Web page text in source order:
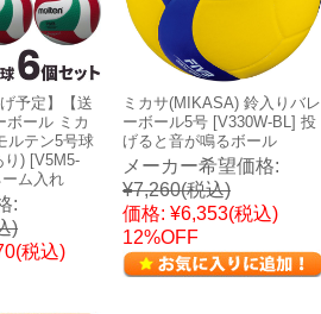
予定】【送
ボール ミカ
ルテン5号球
り) [V5M5-
ム入れ
:
)
(税込)
ミカサ(MIKASA) 鈴入りバレ
ーボール5号 [V330W-BL] 投
げると音が鳴るボール
メーカー希望価格:
¥7,260(税込)
価格: ¥6,353(税込)
12%OFF